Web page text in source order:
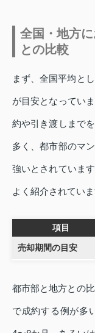
全国・地方
との比較
まず、全国平均と
が目安となってい
約や引き渡しまで
多く、都市部のマ
強いとされていま
よく紹介されていま
項目
売却期間の目安
都市部と地方との
で成約する例が多